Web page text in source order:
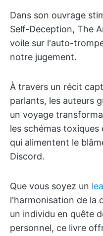
Dans son ouvrage
Self-Deception, The
voile sur l'auto-
notre jugement.
À travers un récit
parlants, les auteurs
un voyage
les schémas
qui alimentent le
Discord.
Que vous soyez un
l'harmonisation de la
un individu en quête
personnel, ce livre